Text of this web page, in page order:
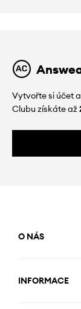
Vytvořte si účet
Clubu získáte až
O NÁS
INFORMACE